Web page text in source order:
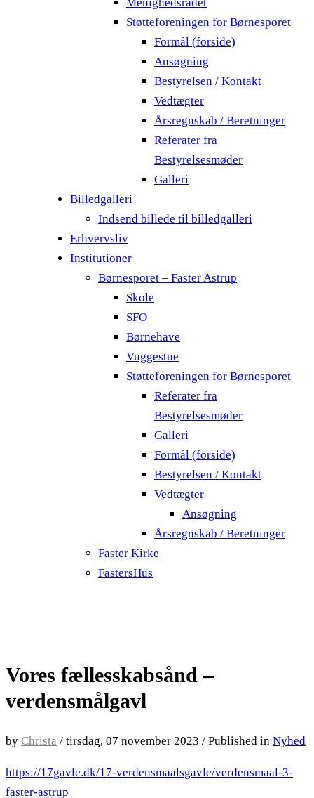
Støtteforeningen for Børnesporet
Formål (forside)
Ansøgning
Bestyrelsen / Kontakt
Vedtægter
Årsregnskab / Beretninger
Referater fra
Bestyrelsesmøder
Galleri
Billedgalleri
Indsend billede til billedgalleri
Erhvervsliv
Institutioner
Børnesporet – Faster Astrup
Skole
SFO
Børnehave
Vuggestue
Støtteforeningen for Børnesporet
Referater fra
Bestyrelsesmøder
Galleri
Formål (forside)
Bestyrelsen / Kontakt
Vedtægter
Ansøgning
Årsregnskab / Beretninger
Faster Kirke
FastersHus
Vores fællesskabsånd –
verdensmålgavl
by Christa / tirsdag, 07 november 2023 / Published in Nyhed
https://17gavle.dk/17-verdensmaalsgavle/verdensmaal-3-
faster-astrup